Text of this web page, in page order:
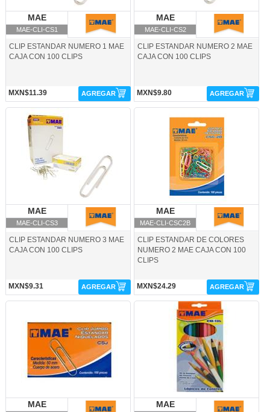
MAE
MAE-CLI-CS1
CLIP ESTANDAR NUMERO 1 MAE
CAJA CON 100 CLIPS
MXN$11.39 AGREGAR
MAE
MAE-CLI-CS2
CLIP ESTANDAR NUMERO 2 MAE
CAJA CON 100 CLIPS
MXN$9.80 AGREGAR
MAE-CLI-CS3-MAE
MAE
MAE-CLI-CS3
CLIP ESTANDAR NUMERO 3 MAE
CAJA CON 100 CLIPS
MXN$9.31 AGREGAR
MAE
MAE-CLI-CSC2B
CLIP ESTANDAR DE COLORES
NUMERO 2 MAE CAJA CON 100
CLIPS
MXN$24.29 AGREGAR
MAE
MAE-COL-12L-MAE
MAE